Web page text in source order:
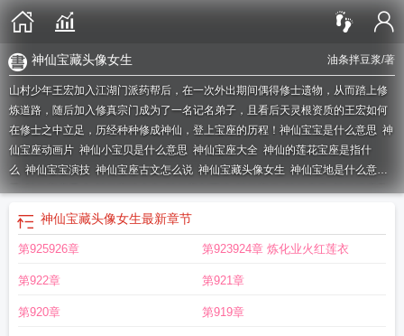
油条拌豆浆/著
神仙宝藏头像女生
山村少年王宏加入江湖门派药帮后，在一次外出期间偶得修士遗物，从而踏上修
炼道路，随后加入修真宗门成为了一名记名弟子，且看后天灵根资质的王宏如何
在修士之中立足，历经种种修成神仙，登上宝座的历程！ 神仙宝宝是什么意思 神
仙宝座动画片 神仙小宝贝是什么意思 神仙宝座大全 神仙的莲花宝座是指什
么 神仙宝宝演技 神仙宝座古文怎么说 神仙宝藏头像女生 神仙宝地是什么意
思神仙宝座尺寸神仙宝诰大全神仙宝剑图片神仙宝卷神仙坐像神仙排序及
各自的法宝
神仙座次表 神仙宝藏女孩是什么意思
位叫什么
仙宝座全图鉴
神仙宝诞神仙前座神仙宝座图片神仙宝藏头
座神仙的宝座叫什么 神仙的宝贝叫什么名字
神仙宝座安置在人心里有关的经文
在哪章哪节里面
神仙法宝图片与名称
神仙宝藏头像女生最新章节
第925926章 第923924章 炼化业火红莲衣
第922章 第921章
第920章 第919章